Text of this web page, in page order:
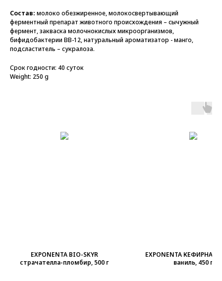
Состав: молоко обезжиренное, молокосвертывающий
ферментный препарат животного происхождения – сычужный
фермент, закваска молочнокислых микроорганизмов,
бифидобактерии ВВ-12, натуральный ароматизатор - манго,
подсластитель – сукралоза.
Срок годности: 40 суток
Weight: 250 g
EXPONENTA BIO-SKYR
страчателла-пломбир, 500 г
EXPONENTA КЕФИРНАЯ
ваниль, 450 г